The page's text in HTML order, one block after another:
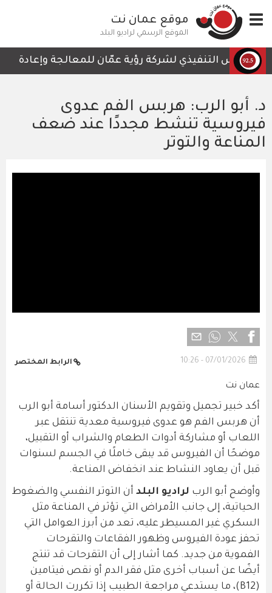
إلى
المحتوى
الرئيسي
Toggle
navigation
موقع عمان نت
الموقع الرسمي لراديو البلد
الرئيس التنفيذي لشركة رؤية عمّان للمعالجة وإعادة
د. أبو الرب: هربس الفم عدوى
فيروسية تنشط مجددًا عند ضعف
المناعة والتوتر
07/01/2026 - 10:26 الرابط المختصر
عمان نت
أكد خبير تجميل وتقويم الأسنان الدكتور أسامة أبو الرب
أن هربس الفم هو عدوى فيروسية معدية تنتقل عبر
اللعاب أو مشاركة أدوات الطعام والشراب أو التقبيل،
موضحًا أن الفيروس قد يبقى خاملًا في الجسم لسنوات
قبل أن يعاود النشاط عند انخفاض المناعة.
وأوضح أبو الرب لراديو البلد أن التوتر النفسي والضغوط
الحياتية، إلى جانب الأمراض التي تؤثر في المناعة مثل
السكري غير المسيطر عليه، تعد من أبرز العوامل التي
تحفز عودة الفيروس وظهور الفقاعات والتقرحات
الفموية من جديد. كما أشار إلى أن التقرحات قد تنتج
أيضًا عن أسباب أخرى مثل فقر الدم أو نقص فيتامين
(B12)، ما يستدعي مراجعة الطبيب إذا تكررت الحالة أو